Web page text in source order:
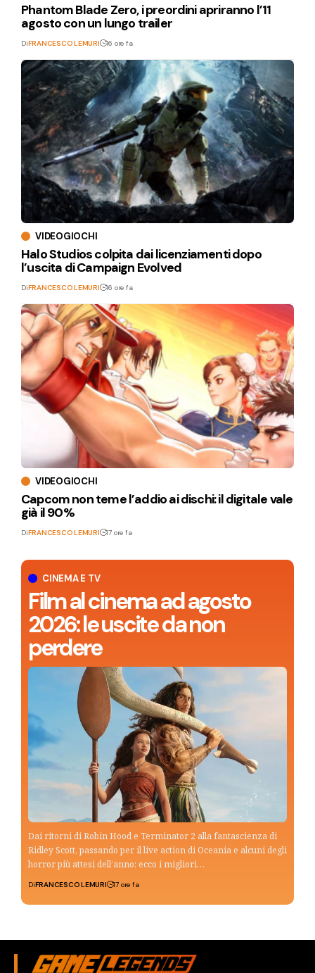
CINEMA E TV
Film al cinema ad agosto
2026: le uscite da non
perdere
Dai ritorni di Robin Hood e Terminator 2 alla fantascienza di
Ridley Scott, passando per il live action di Oceania e alcuni degli
horror più attesi dell’anno: ecco i migliori…
DiFRANCESCO LEMURI 17 ore fa
Phantom Blade Zero, i preordini apriranno l’11
agosto con un lungo trailer
DiFRANCESCO LEMURI 16 ore fa
VIDEOGIOCHI
Halo Studios colpita dai licenziamenti dopo
l’uscita di Campaign Evolved
DiFRANCESCO LEMURI 16 ore fa
VIDEOGIOCHI
Capcom non teme l’addio ai dischi: il digitale vale
già il 90%
DiFRANCESCO LEMURI 17 ore fa